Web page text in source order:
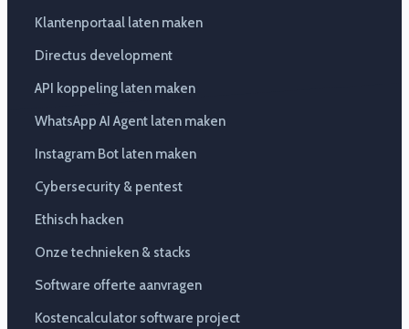
Klantenportaal laten maken
Directus development
API koppeling laten maken
WhatsApp AI Agent laten maken
Instagram Bot laten maken
Cybersecurity & pentest
Ethisch hacken
Onze technieken & stacks
Software offerte aanvragen
Kostencalculator software project